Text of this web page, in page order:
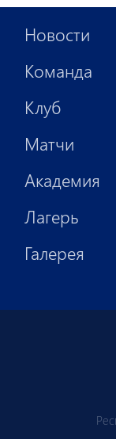
Новости
Команда
Клуб
Матчи
Академия
Лагерь
Галерея